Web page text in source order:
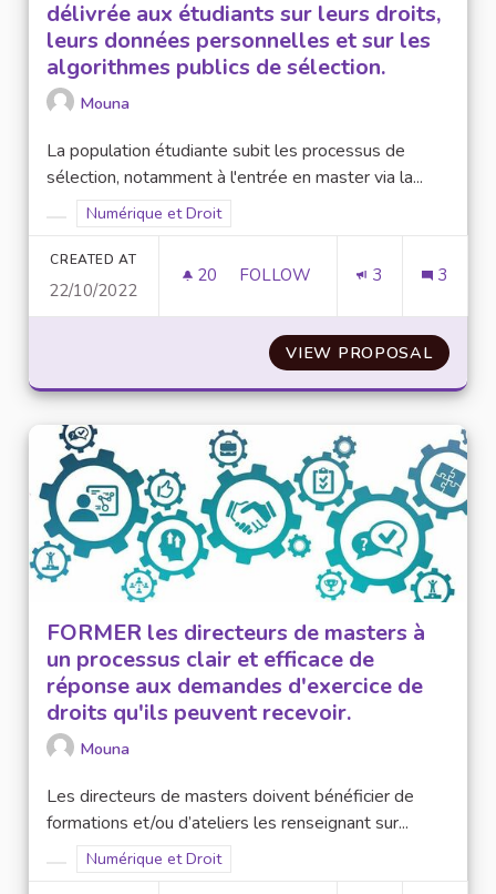
délivrée aux étudiants sur leurs droits,
leurs données personnelles et sur les
algorithmes publics de sélection.
Mouna
La population étudiante subit les processus de
sélection, notamment à l'entrée en master via la...
Filter results for category:
Filter results for scope: Numérique et Droit
Numérique et Droit
CREATED AT
22/10/2022
20 20 FOLLOWERS
FOLLOW 3 3
VIEW PROPOSAL
FORMER les directeurs de masters à
un processus clair et efficace de
réponse aux demandes d'exercice de
droits qu'ils peuvent recevoir.
Mouna
Les directeurs de masters doivent bénéficier de
formations et/ou d’ateliers les renseignant sur...
Filter results for category:
Filter results for scope: Numérique et Droit
Numérique et Droit